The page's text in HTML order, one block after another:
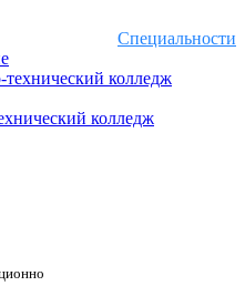
Специальности
колледж